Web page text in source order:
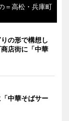
＝高松・兵庫町
の形で構想し
店街に「中華
中華そばサー